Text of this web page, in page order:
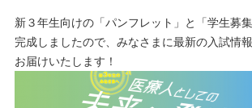
新３年生向けの「パンフレット」と「学生募
完成しましたので、みなさまに最新の入試情
お届けいたします！